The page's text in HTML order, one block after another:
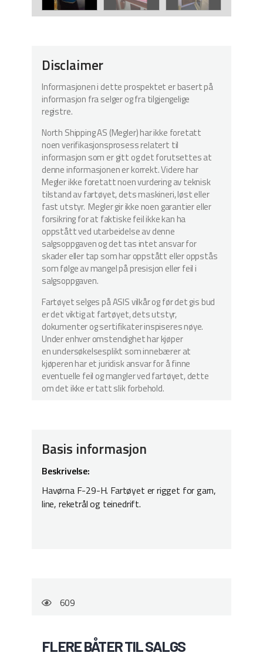
Disclaimer
Informasjonen i dette prospektet er basert på
informasjon fra selger og fra tilgjengelige
registre.
North Shipping AS (Megler) har ikke foretatt
noen verifikasjonsprosess relatert til
informasjon som er gitt og det forutsettes at
denne informasjonen er korrekt. Videre har
Megler ikke foretatt noen vurdering av teknisk
tilstand av fartøyet, dets maskineri, løst eller
fast utstyr. Megler gir ikke noen garantier eller
forsikring for at faktiske feil ikke kan ha
oppstått ved utarbeidelse av denne
salgsoppgaven og det tas intet ansvar for
skader eller tap som har oppstått eller oppstås
som følge av mangel på presisjon eller feil i
salgsoppgaven.
Fartøyet selges på ASIS vilkår og før det gis bud
er det viktig at fartøyet, dets utstyr,
dokumenter og sertifikater inspiseres nøye.
Under enhver omstendighet har kjøper
en undersøkelsesplikt som innebærer at
kjøperen har et juridisk ansvar for å finne
eventuelle feil og mangler ved fartøyet, dette
om det ikke er tatt slik forbehold.
Basis informasjon
Beskrivelse:
Havørna F-29-H. Fartøyet er rigget for garn,
line, reketrål og teinedrift.
609
FLERE BÅTER TIL SALGS